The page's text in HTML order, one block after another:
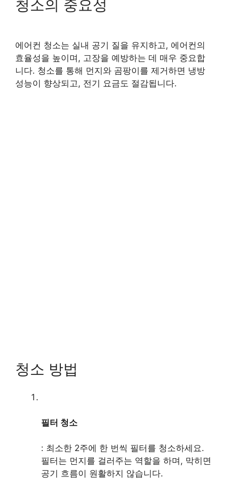
청소의 중요성
에어컨 청소는 실내 공기 질을 유지하고, 에어컨의
효율성을 높이며, 고장을 예방하는 데 매우 중요합
니다. 청소를 통해 먼지와 곰팡이를 제거하면 냉방
성능이 향상되고, 전기 요금도 절감됩니다.
청소 방법
필터 청소
: 최소한 2주에 한 번씩 필터를 청소하세요.
필터는 먼지를 걸러주는 역할을 하며, 막히면
공기 흐름이 원활하지 않습니다.